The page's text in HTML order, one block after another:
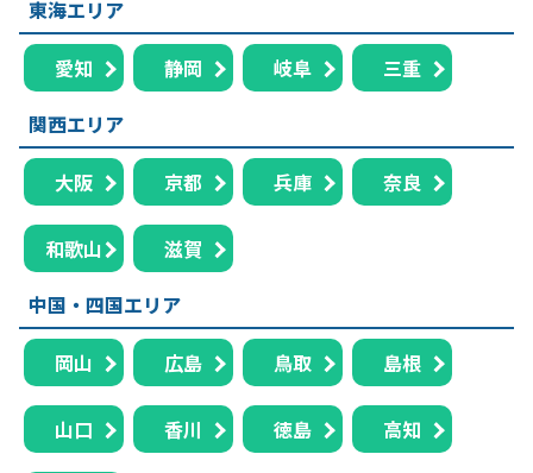
東海エリア
愛知 静岡 岐阜
三重
関西エリア
大阪 京都 兵庫 奈良
和歌山
滋賀
中国・四国エリア
岡山 広島 鳥取 島根
山口 香川 徳島 高知